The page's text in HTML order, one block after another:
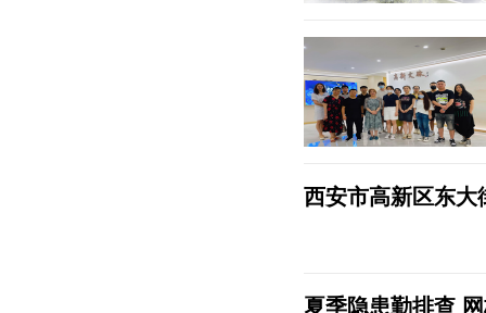
西安市高新区东大
夏季隐患勤排查